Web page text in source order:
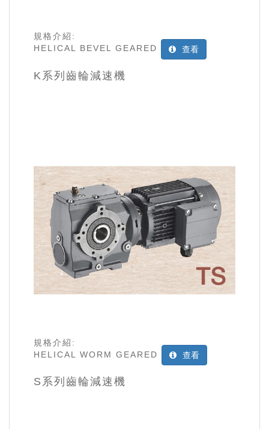
規格介紹:
HELICAL BEVEL GEARED
查看
K系列齒輪減速機
規格介紹:
HELICAL WORM GEARED
查看
S系列齒輪減速機